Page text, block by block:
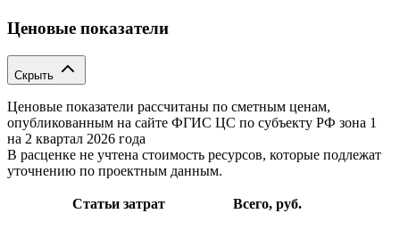
Ценовые показатели
Скрыть
Ценовые показатели рассчитаны по сметным ценам,
опубликованным на сайте ФГИС ЦС по субъекту РФ зона 1
на 2 квартал 2026 года
В расценке не учтена стоимость ресурсов, которые подлежат
уточнению по проектным данным.
Статьи затрат Всего, руб.